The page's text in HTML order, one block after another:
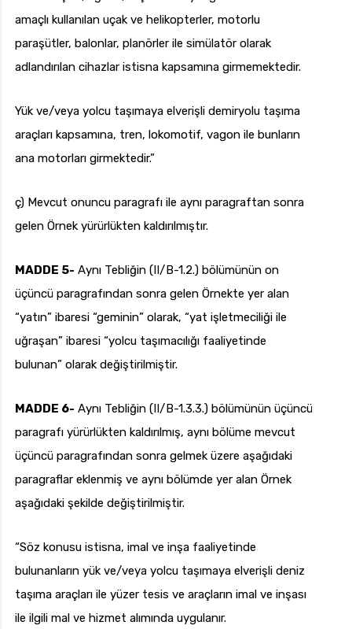
amaçlı kullanılan uçak ve helikopterler, motorlu
paraşütler, balonlar, planörler ile simülatör olarak
adlandırılan cihazlar istisna kapsamına girmemektedir.
Yük ve/veya yolcu taşımaya elverişli demiryolu taşıma
araçları kapsamına, tren, lokomotif, vagon ile bunların
ana motorları girmektedir.”
ç) Mevcut onuncu paragrafı ile aynı paragraftan sonra
gelen Örnek yürürlükten kaldırılmıştır.
MADDE 5- Aynı Tebliğin (II/B-1.2.) bölümünün on
üçüncü paragrafından sonra gelen Örnekte yer alan
“yatın” ibaresi “geminin” olarak, “yat işletmeciliği ile
uğraşan” ibaresi “yolcu taşımacılığı faaliyetinde
bulunan” olarak değiştirilmiştir.
MADDE 6- Aynı Tebliğin (II/B-1.3.3.) bölümünün üçüncü
paragrafı yürürlükten kaldırılmış, aynı bölüme mevcut
üçüncü paragrafından sonra gelmek üzere aşağıdaki
paragraflar eklenmiş ve aynı bölümde yer alan Örnek
aşağıdaki şekilde değiştirilmiştir.
“Söz konusu istisna, imal ve inşa faaliyetinde
bulunanların yük ve/veya yolcu taşımaya elverişli deniz
taşıma araçları ile yüzer tesis ve araçların imal ve inşası
ile ilgili mal ve hizmet alımında uygulanır.